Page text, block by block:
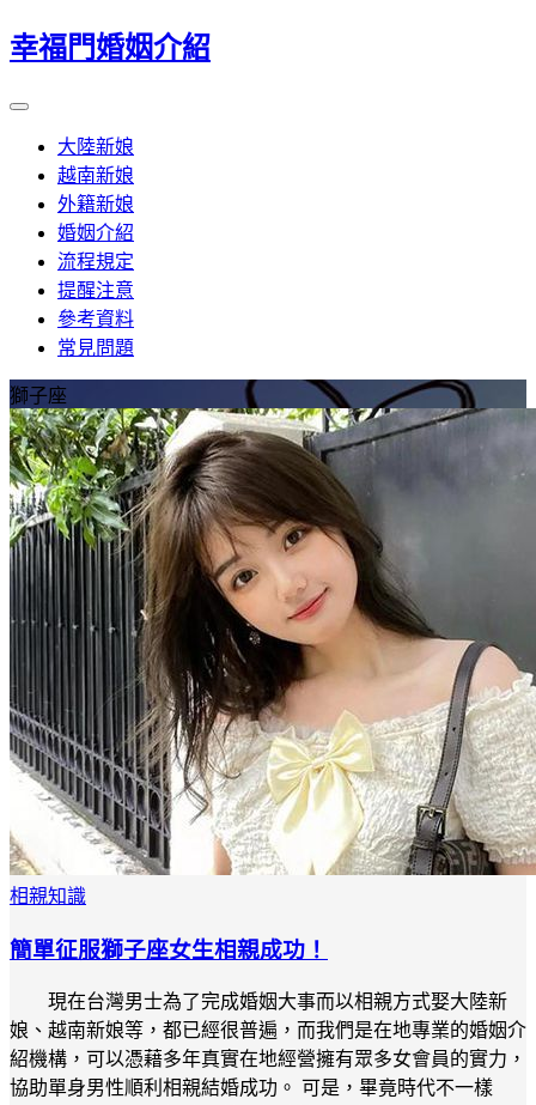
幸福門婚姻介紹
大陸新娘
越南新娘
外籍新娘
婚姻介紹
流程規定
提醒注意
參考資料
常見問題
獅子座
相親知識
簡單征服獅子座女生相親成功！
現在台灣男士為了完成婚姻大事而以相親方式娶大陸新
娘、越南新娘等，都已經很普遍，而我們是在地專業的婚姻介
紹機構，可以憑藉多年真實在地經營擁有眾多女會員的實力，
協助單身男性順利相親結婚成功。 可是，畢竟時代不一樣